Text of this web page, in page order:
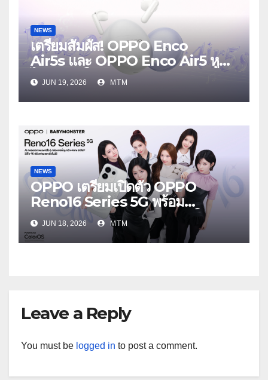
NEWS
เตรียมสัมผัส! OPPO Enco
Air5s และ OPPO Enco Air5 หูฟัง
ไร้สายรุ่นใหม่ล่าสุด มาพร้อมระบบ
ตัดเสียงรบกวน เบาสบายเหมือนไม่ได้
ใส่
JUN 19, 2026 MTM
NEWS
OPPO เตรียมเปิดตัว OPPO
Reno16 Series 5G พร้อม
ประกาศ BABYMONSTER ใน
ฐานะ Reno Girls ชวนสัมผัส
ประสบการณ์ถ่ายภาพมุมกว้างพิเศษที่
JUN 18, 2026 MTM
Leave a Reply
You must be logged in to post a comment.